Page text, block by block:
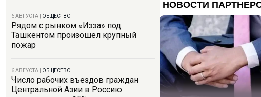
6 АВГУСТА ОБЩЕСТВО
Рядом с рынком «Изза» под
Ташкентом произошел крупный
пожар
6 АВГУСТА ОБЩЕСТВО
Число рабочих въездов граждан
Центральной Азии в Россию